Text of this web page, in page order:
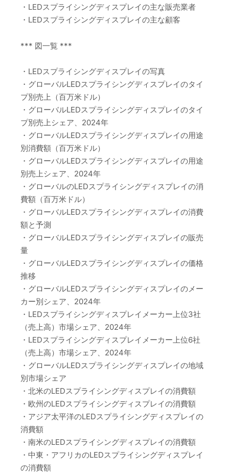
・LEDスプライシングディスプレイの主な販売業者
・LEDスプライシングディスプレイの主な顧客
*** 図一覧 ***
・LEDスプライシングディスプレイの写真
・グローバルLEDスプライシングディスプレイのタイ
プ別売上（百万米ドル）
・グローバルLEDスプライシングディスプレイのタイ
プ別売上シェア、2024年
・グローバルLEDスプライシングディスプレイの用途
別消費額（百万米ドル）
・グローバルLEDスプライシングディスプレイの用途
別売上シェア、2024年
・グローバルのLEDスプライシングディスプレイの消
費額（百万米ドル）
・グローバルLEDスプライシングディスプレイの消費
額と予測
・グローバルLEDスプライシングディスプレイの販売
量
・グローバルLEDスプライシングディスプレイの価格
推移
・グローバルLEDスプライシングディスプレイのメー
カー別シェア、2024年
・LEDスプライシングディスプレイメーカー上位3社
（売上高）市場シェア、2024年
・LEDスプライシングディスプレイメーカー上位6社
（売上高）市場シェア、2024年
・グローバルLEDスプライシングディスプレイの地域
別市場シェア
・北米のLEDスプライシングディスプレイの消費額
・欧州のLEDスプライシングディスプレイの消費額
・アジア太平洋のLEDスプライシングディスプレイの
消費額
・南米のLEDスプライシングディスプレイの消費額
・中東・アフリカのLEDスプライシングディスプレイ
の消費額